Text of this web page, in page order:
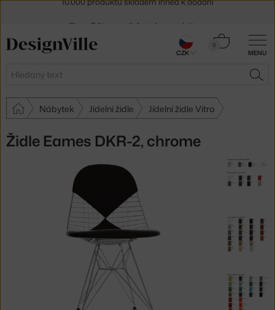
MENU
Hledat
0
Košík
Nábytek Jídelní židle Jídelní židle Vitra
Židle Eames DKR-2, chrome
30 dní na vrácení zboží
CZK